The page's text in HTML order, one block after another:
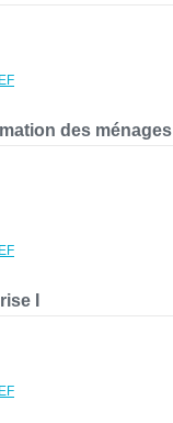
des ménages
I